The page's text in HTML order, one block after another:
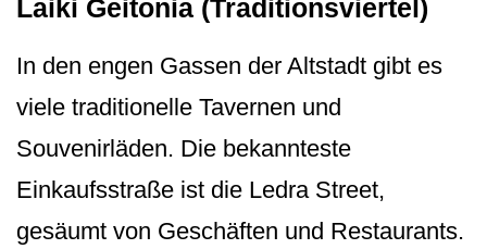
Laiki Geitonia (Traditionsviertel)
In den engen Gassen der Altstadt gibt es
viele traditionelle Tavernen und
Souvenirläden. Die bekannteste
Einkaufsstraße ist die Ledra Street,
gesäumt von Geschäften und Restaurants.